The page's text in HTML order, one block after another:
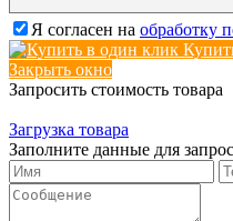
Я согласен на обработку
Закрыть окно
Запросить стоимость товара
Загрузка товара
Заполните данные для